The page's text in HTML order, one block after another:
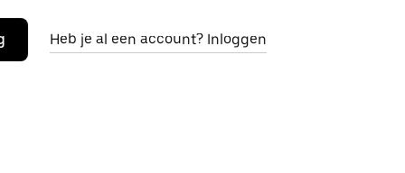
Heb je al een account? Inloggen